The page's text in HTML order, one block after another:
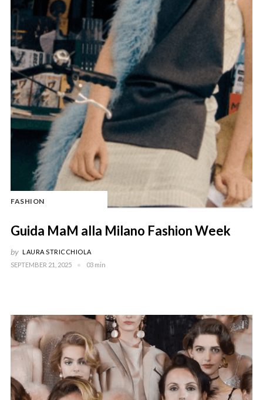
FASHION
Guida MaM alla Milano Fashion Week
by LAURA STRICCHIOLA
SEPTEMBER 21, 2025
03 min